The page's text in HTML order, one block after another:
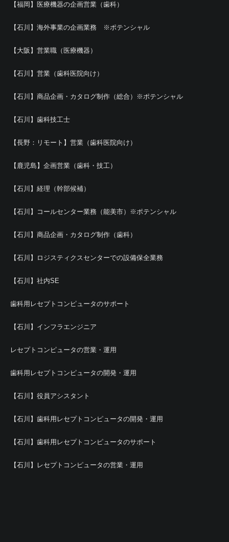
【福岡】医療機器の企画営業（歯科）
【石川】海外事業の企画業務 ※ポテンシャル
【大阪】営業職（医療機器）
【石川】営業（歯科医院向け）
【石川】商品企画・カタログ制作（総合）※ポテンシャル
【石川】歯科技工士
【長野：リモート】営業（歯科医院向け）
【鹿児島】企画営業（歯科・技工）
【石川】経理（幹部候補）
【石川】コールセンター業務（能美市）※ポテンシャル
【石川】商品企画・カタログ制作（歯科）
【石川】ロジスティクスセンターでの設備保全業務
【石川】社内SE
歯科用レセプトコンピュータのサポート
【石川】インフラエンジニア
レセプトコンピュータの営業・運用
歯科用レセプトコンピュータの開発・運用
【石川】役員アシスタント
【石川】歯科用レセプトコンピュータの開発・運用
【石川】歯科用レセプトコンピュータのサポート
【石川】レセプトコンピュータの営業・運用